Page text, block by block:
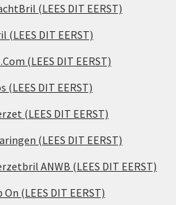
(LEES DIT EERST)
DIT EERST)
(LEES DIT EERST)
DIT EERST)
(LEES DIT EERST)
(LEES DIT EERST)
ANWB (LEES DIT EERST)
(LEES DIT EERST)